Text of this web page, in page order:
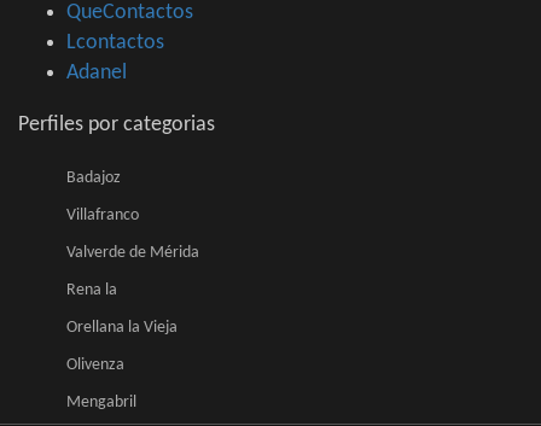
QueContactos
Lcontactos
Adanel
Perfiles por categorias
Badajoz
Villafranco
Valverde de Mérida
Rena la
Orellana la Vieja
Olivenza
Mengabril